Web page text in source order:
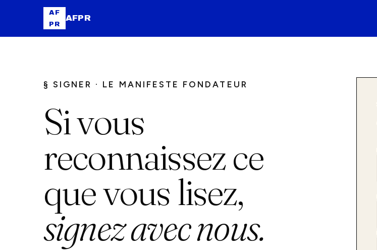
AF
PR
AFPR
§ SIGNER · LE MANIFESTE FONDATEUR
Si vous
reconnaissez ce
que vous lisez,
signez avec nous.